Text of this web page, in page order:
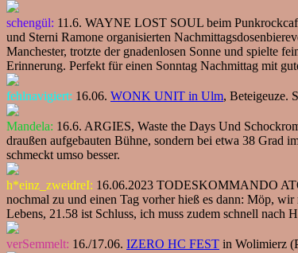
schengül: 11.6. WAYNE LOST SOUL beim
und Sterni Ramone organisierten
Manchester, trotzte der gnadenlosen Sonne und spielte
Erinnerung. Perfekt für einen Sonntag Nachmittag mit
fehlnavigiert: 16.06. WONK UNIT in Ulm, Beteigeuze.
Mandela: 16.6. ARGIES, Waste the Days Und
draußen aufgebauten Bühne, sondern bei etwa 38 Grad
schmeckt umso besser.
h*einz_zweidreI: 16.06.2023 TODESKOMMANDO
nochmal zu und einen Tag vorher hieß es dann: Möp,
Lebens, 21.58 ist Schluss, ich muss zudem schnell nach
verSemmelt: 16./17.06. IZERO HC FEST in Wolimierz